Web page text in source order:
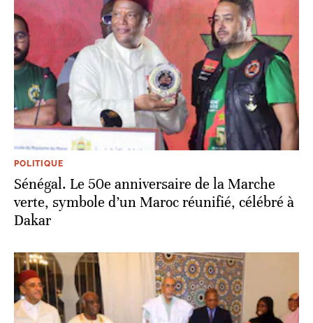
POLITIQUE
Sénégal. Le 50e anniversaire de la Marche
verte, symbole d’un Maroc réunifié, célébré à
Dakar